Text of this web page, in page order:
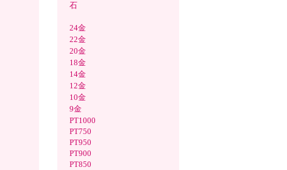
石
24金
22金
20金
18金
14金
12金
10金
9金
PT1000
PT750
PT950
PT900
PT850